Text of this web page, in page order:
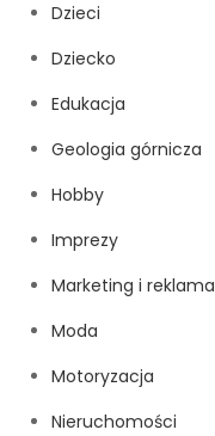
Dzieci
Dziecko
Edukacja
Geologia górnicza
Hobby
Imprezy
Marketing i reklama
Moda
Motoryzacja
Nieruchomości